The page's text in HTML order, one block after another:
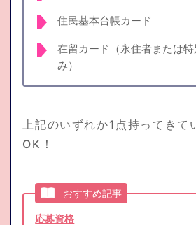
住民基本台帳カード
在留カード（永住者または
み）
上記のいずれか1点持ってきて
OK！
おすすめ記事
応募資格